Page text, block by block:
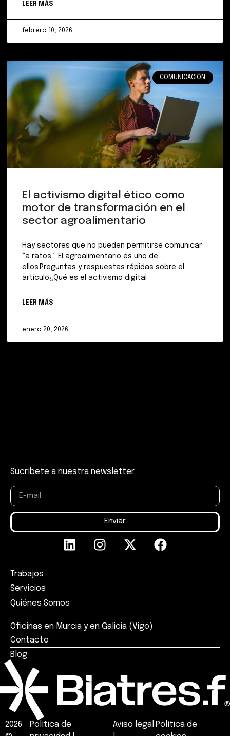
LEER MÁS
febrero 10, 2026
COMUNICACIÓN
El activismo digital ético como
motor de transformación en el
sector agroalimentario
Hay sectores que no pueden permitirse comunicar
“a ratos”. El agroalimentario es uno de
ellos.Preguntas y respuestas rápidas sobre el
artículo¿Qué es el activismo digital
LEER MÁS
enero 20, 2026
Sucríbete a nuestra newsletter.
Enviar
Trabajos
Servicios
Quiénes Somos
Oficinas en Murcia y en Galicia (Vigo)
Contacto
Blog
2026
Política de
Aviso legal Política de